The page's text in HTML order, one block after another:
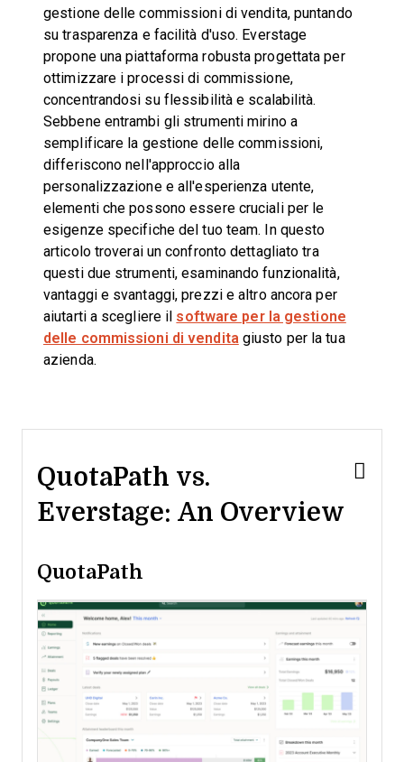
gestione delle commissioni di vendita, puntando
su trasparenza e facilità d'uso. Everstage
propone una piattaforma robusta progettata per
ottimizzare i processi di commissione,
concentrandosi su flessibilità e scalabilità.
Sebbene entrambi gli strumenti mirino a
semplificare la gestione delle commissioni,
differiscono nell'approccio alla
personalizzazione e all'esperienza utente,
elementi che possono essere cruciali per le
esigenze specifiche del tuo team. In questo
articolo troverai un confronto dettagliato tra
questi due strumenti, esaminando funzionalità,
vantaggi e svantaggi, prezzi e altro ancora per
aiutarti a scegliere il software per la gestione
delle commissioni di vendita giusto per la tua
azienda.
QuotaPath vs.
Everstage: An Overview
QuotaPath